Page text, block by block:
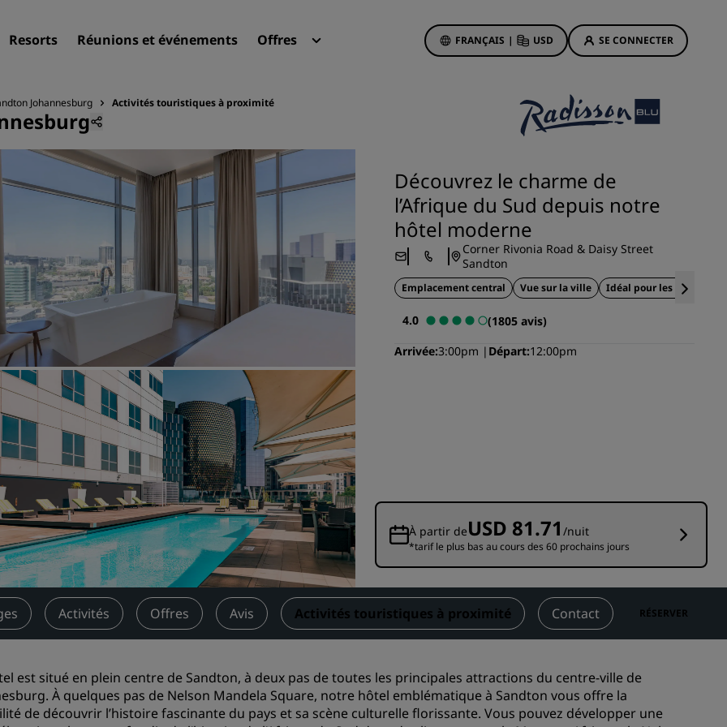
Resorts Réunions et événements Offres FRANÇAIS | USD SE CONNECTER
Destinations
Appartements hôteliers
Hôtels d'aéroport
Nouveaux et futurs hôtels
Réunions et événements
Découvrez Radisson Meetings
Réservez une salle de réunion
Demander un devis
Pour les événements
Solutions d’entreprise
Rechercher des vols
Rechercher des vols
Restaurants
Rechercher un restaurant
Services numériques
Application Radisson Hotels
Offres d'hôtels
La magie opère dès les premiers
instants
Deals of the Day
Réservez à l’avance
Voir nos forfaits
Idées de voyage
Hôtels adaptés aux familles
Hôtels du centre-ville
Consultez notre blog
Radisson Rewards
Découvrez Radisson Rewards
Avantages
Comment gagner des points
Bookers et Planners
Johannesburg Activités touristiques à proximité
Découvrez le charme de
l’Afrique du Sud depuis notre
hôtel moderne
Corner Rivonia Road & Daisy Street
Sandton
Emplacement central Vue sur la ville Idéal pour les voyageurs
4.0
(1805 avis)
Arrivée 3:00pm Départ 12:00pm
À partir deUSD 81.71 /nuit
*tarif le plus bas au cours des 60 prochains jours
Activités Offres Avis Activités touristiques à proximité Contact RÉSERVER
est situé en plein centre de Sandton, à deux pas de toutes les principales attractions du centre-ville de
À quelques pas de Nelson Mandela Square, notre hôtel emblématique à Sandton vous offre la
de découvrir l’histoire fascinante du pays et sa scène culturelle florissante. Vous pouvez développer une